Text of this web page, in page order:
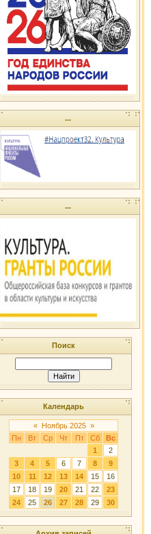
...
...
Поиск
Календарь
« Ноябрь 2025 »
Пн
Вт Ср Чт Пт Сб
Вс
1
2
3
4 5 6 7 8
9
10
11 12 13 14 15
16
17
18 19 20 21 22
23
24
25 26 27 28 29 30